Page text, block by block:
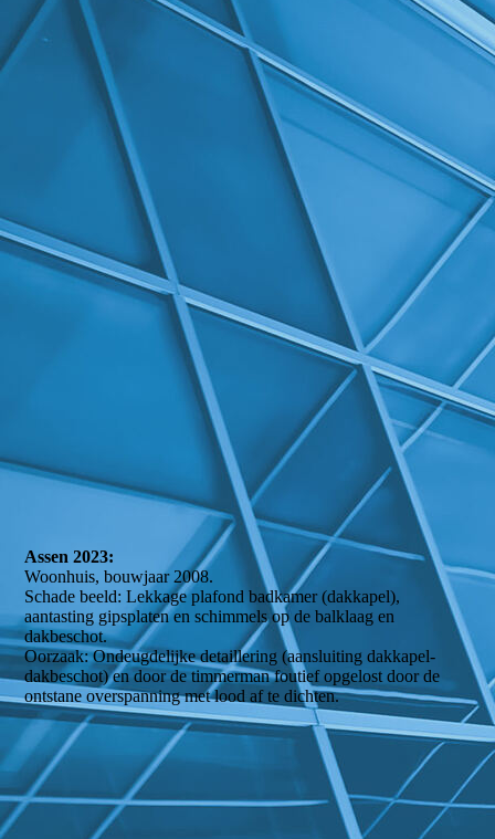
WIN_20230121_14_10_38_Pro
Assen 2023:
Woonhuis, bouwjaar 2008.
Schade beeld: Lekkage plafond badkamer (dakkapel),
aantasting gipsplaten en schimmels op de balklaag en
dakbeschot.
Oorzaak: Ondeugdelijke detaillering (aansluiting dakkapel-
dakbeschot) en door de timmerman foutief opgelost door de
ontstane overspanning met lood af te dichten.